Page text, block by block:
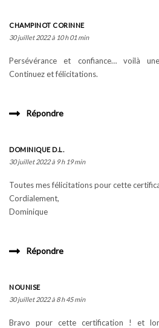
CHAMPINOT CORINNE
30 juillet 2022 à 10 h 01 min
Persévérance et confiance… voilà
Continuez et félicitations.
Répondre
DOMINIQUE D.L.
30 juillet 2022 à 9 h 19 min
Toutes mes félicitations pour cette
Cordialement,
Dominique
Répondre
NOUNISE
30 juillet 2022 à 8 h 45 min
Bravo pour cette certification ! et